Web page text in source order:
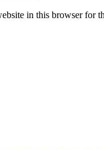
in this browser for